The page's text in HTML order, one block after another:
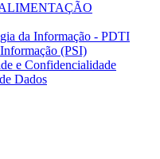
da Informação - PDTI
(PSI)
e Confidencialidade
Dados